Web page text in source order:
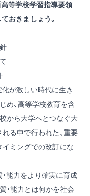
等学校学習指導要領
おきましょう。
が激しい時代に生き
め、高等学校教育を含
から大学へとつなぐ大
る中で行われた、重要
ミングでの改訂にな
能力をより確実に育成
・能力とは何かを社会